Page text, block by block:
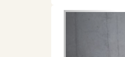
Föregående